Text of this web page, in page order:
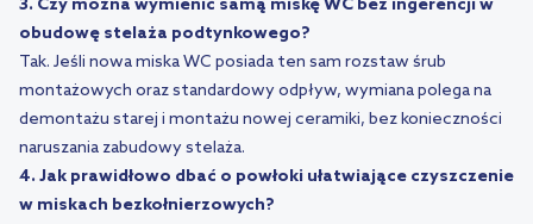
3. Czy można wymienić samą miskę WC bez ingerencji w
obudowę stelaża podtynkowego?
Tak. Jeśli nowa miska WC posiada ten sam rozstaw śrub
montażowych oraz standardowy odpływ, wymiana polega na
demontażu starej i montażu nowej ceramiki, bez konieczności
naruszania zabudowy stelaża.
4. Jak prawidłowo dbać o powłoki ułatwiające czyszczenie
w miskach bezkołnierzowych?